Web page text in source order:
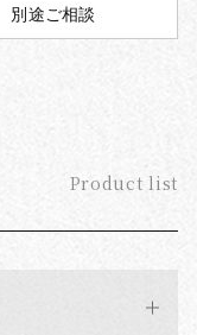
Product list
別途ご相談